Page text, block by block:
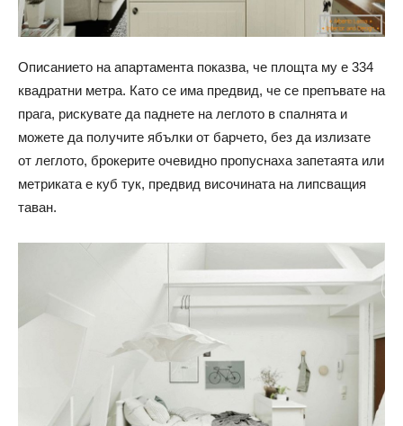
Описанието на апартамента показва, че площта му е 334
квадратни метра. Като се има предвид, че се препъвате на
прага, рискувате да паднете на леглото в спалнята и
можете да получите ябълки от барчето, без да излизате
от леглото, брокерите очевидно пропуснаха запетаята или
метриката е куб тук, предвид височината на липсващия
таван.